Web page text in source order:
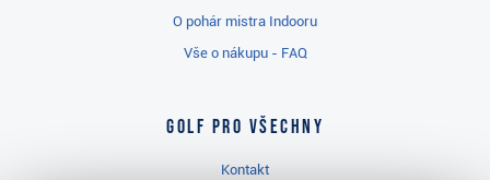
O pohár mistra Indooru
Vše o nákupu - FAQ
Golf pro všechny
Kontakt